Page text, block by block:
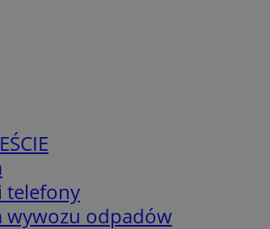
telefony
wywozu odpadów